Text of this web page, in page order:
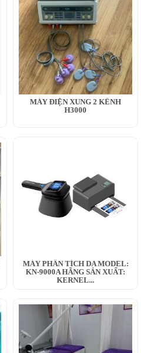
MÁY ĐIỆN XUNG 2 KÊNH
H3000
MÁY PHÂN TÍCH DA MODEL:
KN-9000A HÃNG SẢN XUẤT:
KERNEL...